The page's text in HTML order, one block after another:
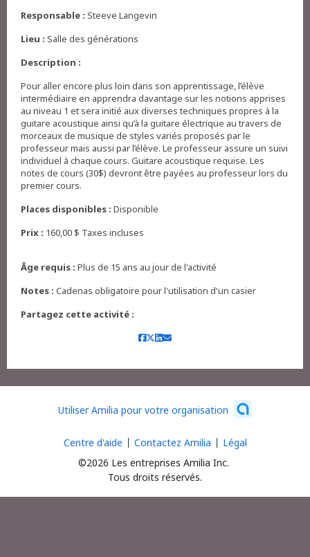
Responsable : Steeve Langevin
Lieu : Salle des générations
Description :
Pour aller encore plus loin dans son apprentissage, l’élève
intermédiaire en apprendra davantage sur les notions apprises
au niveau 1 et sera initié aux diverses techniques propres à la
guitare acoustique ainsi qu’à la guitare électrique au travers de
morceaux de musique de styles variés proposés par le
professeur mais aussi par l’élève. Le professeur assure un suivi
individuel à chaque cours. Guitare acoustique requise. Les
notes de cours (30$) devront être payées au professeur lors du
premier cours.
Places disponibles : Disponible
Prix : 160,00 $ Taxes incluses
Âge requis : Plus de 15 ans au jour de l'activité
Notes : Cadenas obligatoire pour l'utilisation d'un casier
Partagez cette activité :
Utiliser Amilia pour votre organisation
©2026 Les entreprises Amilia Inc.
Tous droits réservés.
Centre d'aide Contactez Amilia Légal